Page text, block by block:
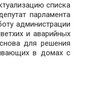
списка
парламента
администрации
и аварийных
для решения
в домах с